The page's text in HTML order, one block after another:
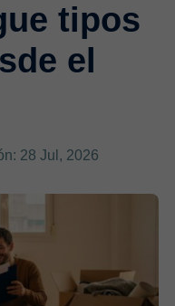
tipos
el
28 Jul, 2026